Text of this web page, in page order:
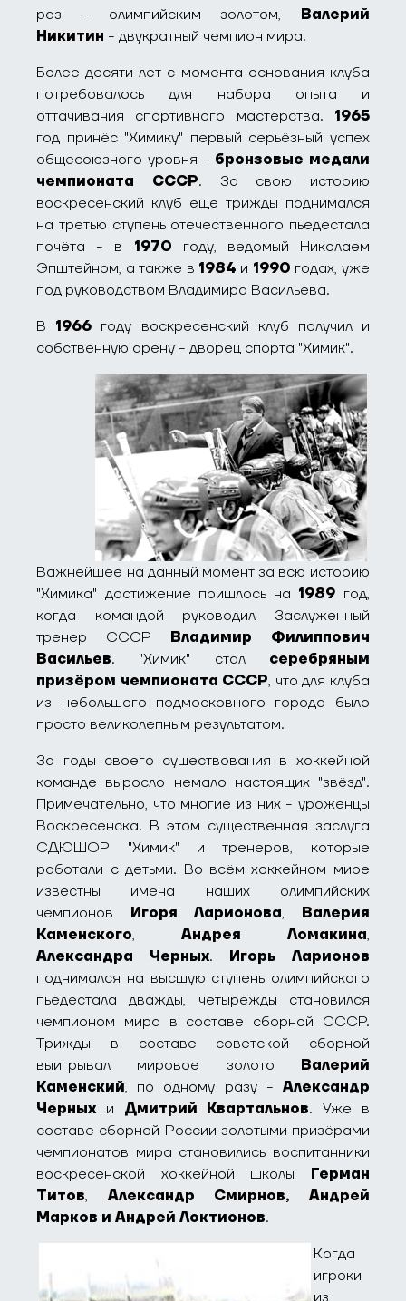
раз - олимпийским золотом, Валерий
Никитин - двукратный чемпион мира.
Более десяти лет с момента основания клуба
потребовалось для набора опыта и
оттачивания спортивного мастерства. 1965
год принёс "Химику" первый серьёзный успех
общесоюзного уровня - бронзовые медали
чемпионата СССР. За свою историю
воскресенский клуб ещё трижды поднимался
на третью ступень отечественного пьедестала
почёта - в 1970 году, ведомый Николаем
Эпштейном, а также в 1984 и 1990 годах, уже
под руководством Владимира Васильева.
В 1966 году воскресенский клуб получил и
собственную арену - дворец спорта "Химик".
Важнейшее на данный момент за всю историю
"Химика" достижение пришлось на 1989 год,
когда командой руководил Заслуженный
тренер СССР Владимир Филиппович
Васильев. "Химик" стал серебряным
призёром чемпионата СССР, что для клуба
из небольшого подмосковного города было
просто великолепным результатом.
За годы своего существования в хоккейной
команде выросло немало настоящих "звёзд".
Примечательно, что многие из них - уроженцы
Воскресенска. В этом существенная заслуга
СДЮШОР "Химик" и тренеров, которые
работали с детьми. Во всём хоккейном мире
известны имена наших олимпийских
чемпионов Игоря Ларионова, Валерия
Каменского, Андрея Ломакина,
Александра Черных. Игорь Ларионов
поднимался на высшую ступень олимпийского
пьедестала дважды, четырежды становился
чемпионом мира в составе сборной СССР.
Трижды в составе советской сборной
выигрывал мировое золото Валерий
Каменский, по одному разу - Александр
Черных и Дмитрий Квартальнов. Уже в
составе сборной России золотыми призёрами
чемпионатов мира становились воспитанники
воскресенской хоккейной школы Герман
Титов, Александр Смирнов, Андрей
Марков и Андрей Локтионов.
Когда
игроки